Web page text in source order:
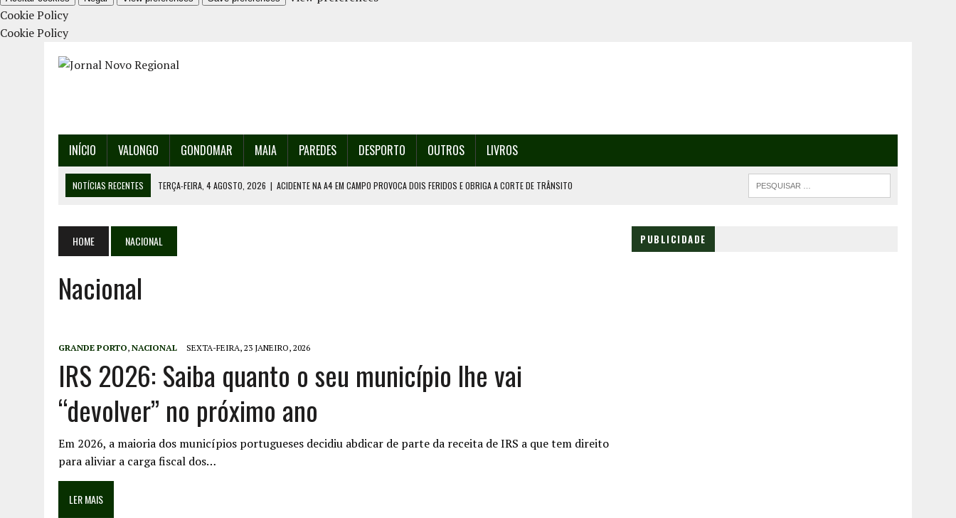
Cookie Policy
Cookie Policy
INÍCIO VALONGO GONDOMAR MAIA PAREDES DESPORTO OUTROS LIVROS
NOTÍCIAS RECENTES TERÇA-FEIRA, 4 AGOSTO, 2026 | ACIDENTE NA A4 EM CAMPO PROVOCA DOIS FERIDOS E OBRIGA A CORTE DE TRÂNSITO
SEGUNDA-FEIRA, 3 AGOSTO, 2026
TERÇA-FEIRA, 4 AGOSTO, 2026
HOME NACIONAL
Nacional
GRANDE PORTO, NACIONAL SEXTA-FEIRA, 23 JANEIRO, 2026
IRS 2026: Saiba quanto o seu município lhe vai
“devolver” no próximo ano
Em 2026, a maioria dos municípios portugueses decidiu abdicar de parte da receita de IRS a que tem direito
para aliviar a carga fiscal dos…
LER MAIS
PUBLICIDADE